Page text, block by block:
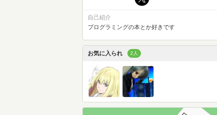
自己紹介
プログラミングの本とか好きです
お気に入られ 2人